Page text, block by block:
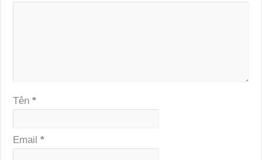
Tên*
Email*